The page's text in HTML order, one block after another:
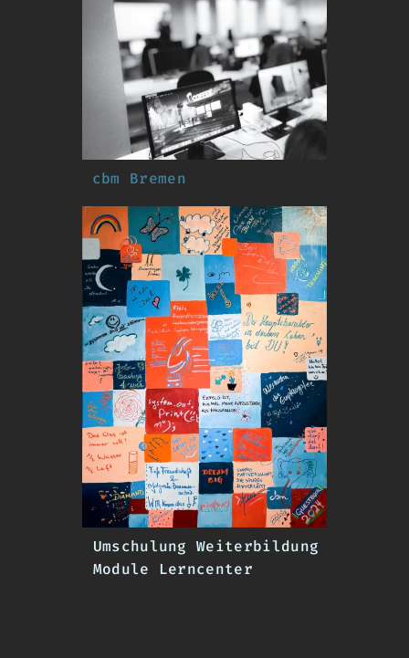
cbm Bremen
Umschulung Weiterbildung
Module Lerncenter